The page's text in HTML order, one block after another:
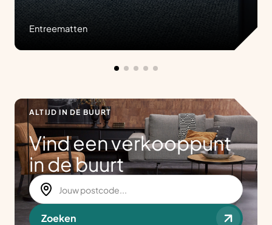
Entreematten
ALTIJD IN DE BUURT
Vind een verkooppunt
in de buurt
Zoeken